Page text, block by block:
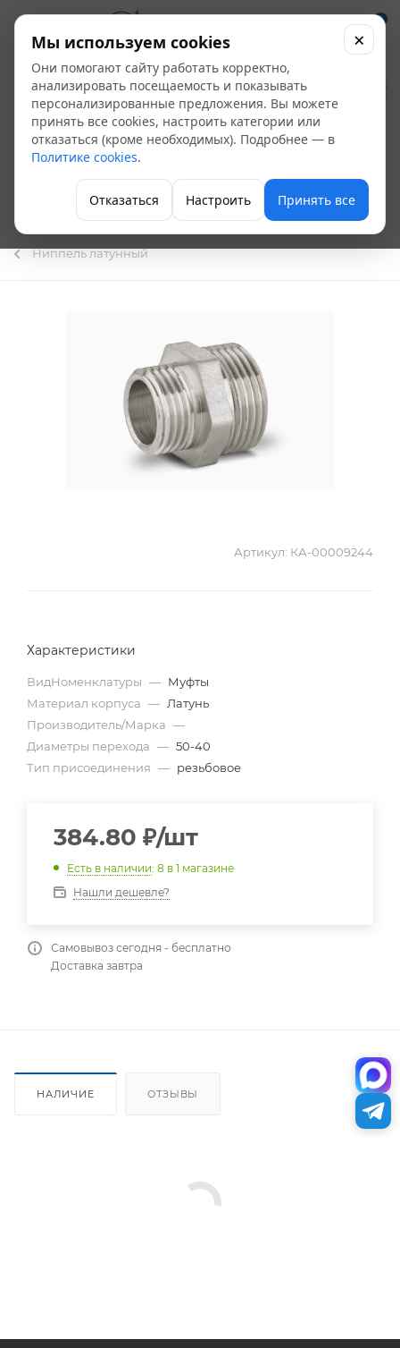
0
Ниппель
никелированный
переходной LD Pride
ду-50*40 2"х1 1/2" НР
- НР (16 шт/уп)
Ниппель латунный
Артикул: КА-00009244
Характеристики
ВидНоменклатуры — Муфты
Материал корпуса — Латунь
Производитель/Марка —
Диаметры перехода — 50-40
Тип присоединения — резьбовое
384.80 ₽/шт
Есть в наличии: 8 в 1 магазине
Нашли дешевле?
Самовывоз сегодня - бесплатно
Доставка завтра
НАЛИЧИЕ ОТЗЫВЫ
Мы используем cookies
Они помогают сайту работать корректно,
анализировать посещаемость и показывать
персонализированные предложения. Вы можете
принять все cookies, настроить категории или
отказаться (кроме необходимых). Подробнее — в
Политике cookies.
Отказаться Настроить Принять все
×